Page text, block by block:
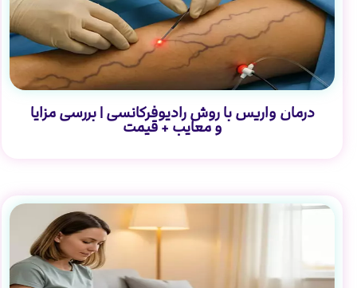
درمان واریس با روش رادیوفرکانسی | بررسی مزایا
و معایب + قیمت